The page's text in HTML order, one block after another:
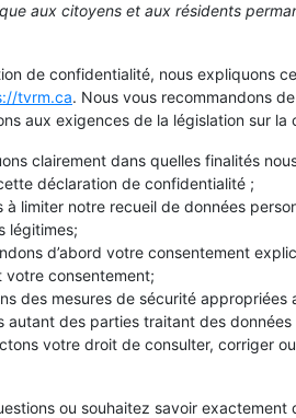
aux citoyens et aux résidents
de confidentialité, nous expliquons
tvrm.ca. Nous vous recommandons
aux exigences de la législation sur
clairement dans quelles finalités
déclaration de confidentialité ;
à limiter notre recueil de données
légitimes;
d’abord votre consentement
votre consentement;
des mesures de sécurité
autant des parties traitant des données
votre droit de consulter, corriger
ou souhaitez savoir